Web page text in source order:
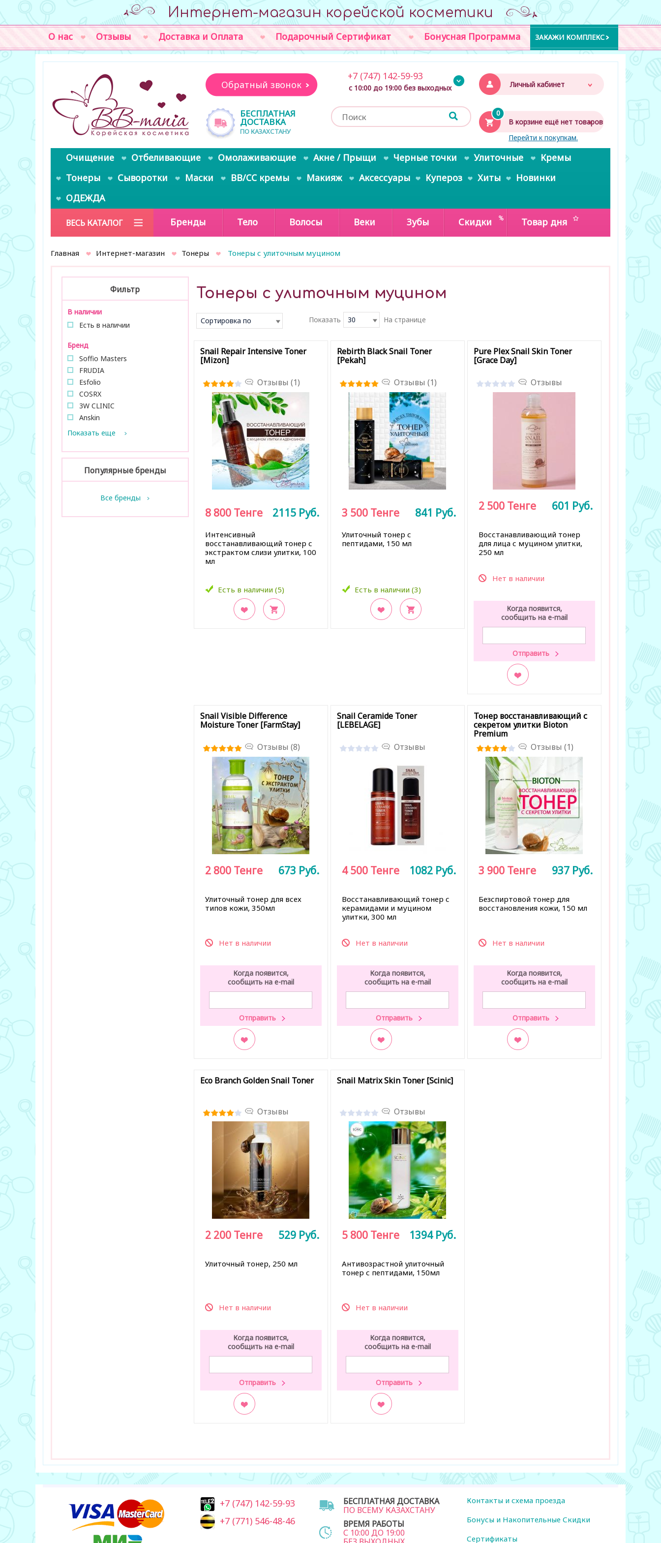
Интернет-магазин корейской косметики
О нас Отзывы Доставка и Оплата Подарочный Сертификат Бонусная Программа ЗАКАЖИ КОМПЛЕКС
Личный кабинет
0
В корзине ещё нет товаров
Перейти к покупкам.
Обратный звонок
БЕСПЛАТНАЯ
ДОСТАВКА
ПО КАЗАХСТАНУ
+7 (747) 142-59-93
с 10:00 до 19:00 без выходных
Очищение Отбеливающие Омолаживающие Акне / Прыщи Черные точки Улиточные
Кремы
Тонеры
Сыворотки Маски BB/CC кремы Макияж Аксессуары Купероз Хиты
Новинки
ОДЕЖДА
ВЕСЬ КАТАЛОГ Бренды Тело Волосы Веки Зубы Скидки Товар дня
Главная Интернет-магазин Тонеры Тонеры с улиточным муцином
Фильтр
В наличии
Есть в наличии
Бренд
Soffio Masters
FRUDIA
Esfolio
COSRX
3W CLINIC
Anskin
Показать еще
Популярные бренды
Все бренды
Тонеры с улиточным муцином
Сортировка по
умолчанию
Показать 30 На странице
Snail Repair Intensive Toner
[Mizon]
Отзывы (1)
Интенсивный
восстанавливающий тонер с
экстрактом слизи улитки, 100
мл
Есть в наличии (5)
8 800 Тенге 2115 Руб.
Rebirth Black Snail Toner
[Pekah]
Отзывы (1)
Улиточный тонер с
пептидами, 150 мл
Есть в наличии (3)
3 500 Тенге 841 Руб.
Pure Plex Snail Skin Toner
[Grace Day]
Отзывы
Восстанавливающий тонер
для лица с муцином улитки,
250 мл
Нет в наличии
2 500 Тенге 601 Руб.
Когда появится,
сообщить на e-mail
Snail Visible Difference
Moisture Toner [FarmStay]
Отзывы (8)
Улиточный тонер для всех
типов кожи, 350мл
Нет в наличии
2 800 Тенге 673 Руб.
Когда появится,
сообщить на e-mail
Snail Ceramide Toner
[LEBELAGE]
Отзывы
Восстанавливающий тонер с
керамидами и муцином
улитки, 300 мл
Нет в наличии
4 500 Тенге 1082 Руб.
Когда появится,
сообщить на e-mail
Тонер восстанавливающий с
секретом улитки Bioton
Premium
Отзывы (1)
Безспиртовой тонер для
восстановления кожи, 150 мл
Нет в наличии
3 900 Тенге 937 Руб.
Когда появится,
сообщить на e-mail
Eco Branch Golden Snail Toner
Отзывы
Улиточный тонер, 250 мл
Нет в наличии
2 200 Тенге 529 Руб.
Когда появится,
сообщить на e-mail
Snail Matrix Skin Toner [Scinic]
Отзывы
Антивозрастной улиточный
тонер с пептидами, 150мл
Нет в наличии
5 800 Тенге 1394 Руб.
Когда появится,
сообщить на e-mail
+7 (747) 142-59-93
+7 (771) 546-48-46
БЕСПЛАТНАЯ ДОСТАВКА
ПО ВСЕМУ КАЗАХСТАНУ
ВРЕМЯ РАБОТЫ
С 10:00 ДО 19:00
Контакты и схема проезда
Бонусы и Накопительные Скидки
Сертификаты